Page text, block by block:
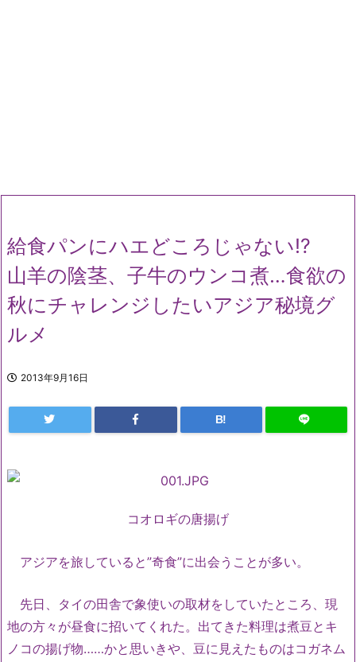
給食パンにハエどころじゃない!?
山羊の陰茎、子牛のウンコ煮…食欲の
秋にチャレンジしたいアジア秘境グ
ルメ
2013年9月16日
B!
コオロギの唐揚げ
アジアを旅していると”奇食”に出会うことが多い。
先日、タイの田舎で象使いの取材をしていたところ、現
地の方々が昼食に招いてくれた。出てきた料理は煮豆とキ
ノコの揚げ物……かと思いきや、豆に見えたものはコガネム